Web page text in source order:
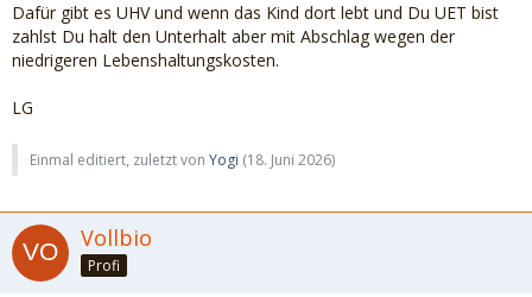
Dafür gibt es UHV und wenn das Kind dort lebt und Du UET bist
zahlst Du halt den Unterhalt aber mit Abschlag wegen der
niedrigeren Lebenshaltungskosten.
LG
Einmal editiert, zuletzt von Yogi (18. Juni 2026)
Vollbio
Profi